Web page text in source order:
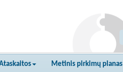
Metinis pirkimų planas